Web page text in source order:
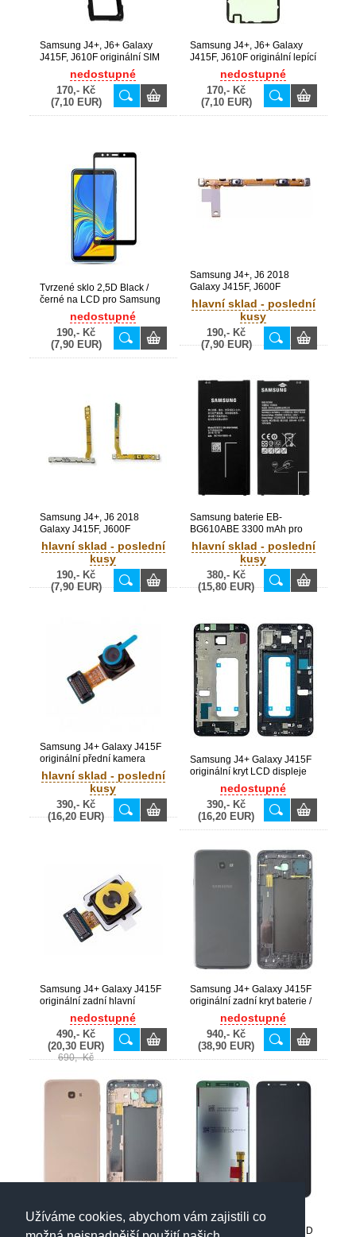
Užíváme cookies, abychom vám zajistili co
Samsung J4+, J6+ Galaxy
J415F, J610F originální SIM
+ SD držák Gold / zlatý
(Service Pack) - GH64-
07065E + GH64-07066E
nedostupné
170,- Kč
(7,10 EUR)
Samsung J4+, J6+ Galaxy
J415F, J610F originální lepící
páska zadního krytu baterie
(Service Pack) - GH81-
16190A, GH02-17173A
nedostupné
170,- Kč
(7,10 EUR)
Tvrzené sklo 2,5D Black /
černé na LCD pro Samsung
Galaxy J4+ / J415F, J6+ /
nedostupné
190,- Kč
(7,90 EUR)
Samsung J4+, J6 2018
Galaxy J415F, J600F
originální boční flex hlasitosti
(Service Pack) - GH59-
hlavní sklad - poslední
kusy
190,- Kč
(7,90 EUR)
Samsung J4+, J6 2018
Galaxy J415F, J600F
originální flex zapínání On /
Off (Service Pack) - GH96-
hlavní sklad - poslední
kusy
190,- Kč
(7,90 EUR)
Samsung baterie EB-
BG610ABE 3300 mAh pro
Galaxy J4+, J6+ / J415F,
J610F (Service Pack) -
GH43-04670A OEM
hlavní sklad - poslední
kusy
380,- Kč
(15,80 EUR)
Samsung J4+ Galaxy J415F
originální přední kamera
5MP (Service Pack) - GH96-
12131A
hlavní sklad - poslední
kusy
390,- Kč
(16,20 EUR)
Samsung J4+ Galaxy J415F
originální kryt LCD displeje
(Service Pack) - GH98-
43530A
nedostupné
390,- Kč
(16,20 EUR)
Samsung J4+ Galaxy J415F
originální zadní hlavní
kamera 13MP (Service Pack)
- GH96-12132A
nedostupné
490,- Kč
(20,30 EUR)
690,- Kč
Samsung J4+ Galaxy J415F
originální zadní kryt baterie /
rám Black / černý (Service
Pack) - GH82-18152A,
GH82-18155A
nedostupné
940,- Kč
(38,90 EUR)
Samsung J4+ Galaxy J415F
originální zadní kryt baterie /
Samsung J4+, J6+ Galaxy
J415F, J610F originální LCD